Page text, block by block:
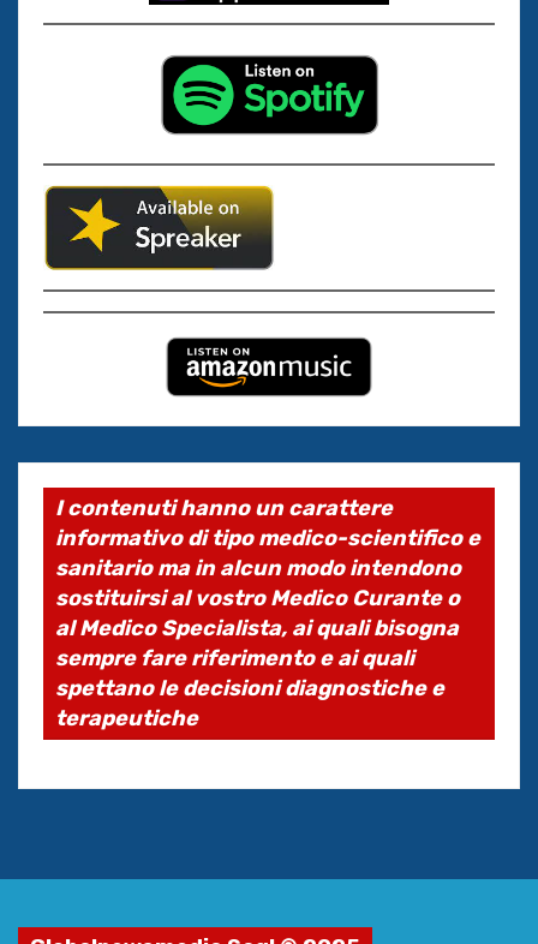
I contenuti hanno un carattere
informativo di tipo medico-scientifico e
sanitario ma in alcun modo intendono
sostituirsi al vostro Medico Curante o
al Medico Specialista, ai quali bisogna
sempre fare riferimento e ai quali
spettano le decisioni diagnostiche e
terapeutiche